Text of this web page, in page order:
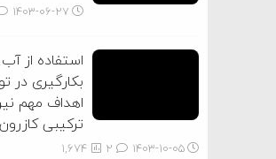
۱۴۰۳-۰۶-۲۷
استفاده از
بکارگیری در
اهداف مهم
ترکیبی کازرون
۱۴۰۳-۱۰-۰۵ 1,674